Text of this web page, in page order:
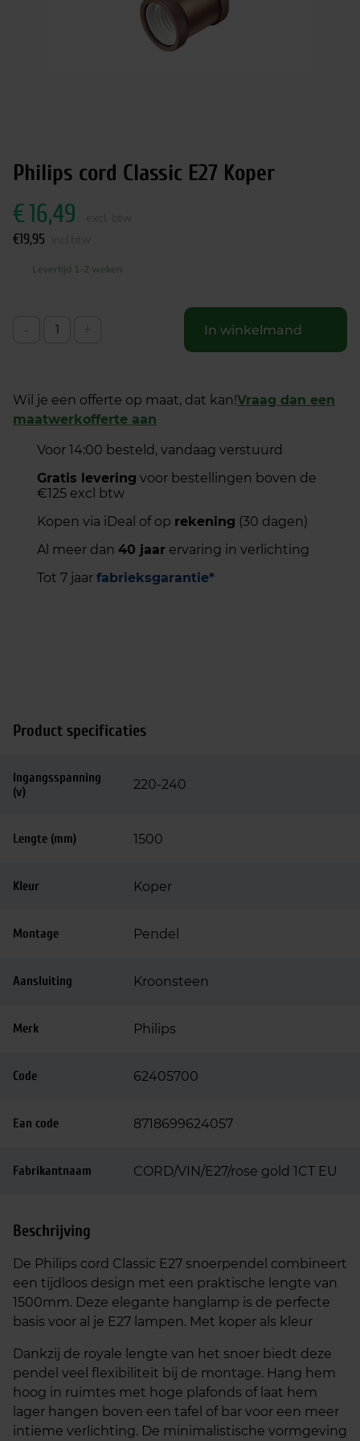
Philips cord Classic E27 Koper
€16,49
€19,95
Levertijd 1-2 weken
In winkelmand
Wil je een offerte op maat, dat kan!Vraag dan een
maatwerkofferte aan
Voor 14:00 besteld, vandaag verstuurd
Gratis levering voor bestellingen boven de
€125 excl btw
Kopen via iDeal of op rekening (30 dagen)
Al meer dan 40 jaar ervaring in verlichting
Tot 7 jaar fabrieksgarantie*
Product specificaties
Ingangsspanning
(v)
220-240
Lengte (mm) 1500
Kleur Koper
Montage Pendel
Aansluiting Kroonsteen
Merk Philips
Code 62405700
Ean code 8718699624057
Fabrikantnaam CORD/VIN/E27/rose gold 1CT EU
Beschrijving
De Philips cord Classic E27 snoerpendel combineert
een tijdloos design met een praktische lengte van
1500mm. Deze elegante hanglamp is de perfecte
basis voor al je E27 lampen. Met koper als kleur
Dankzij de royale lengte van het snoer biedt deze
pendel veel flexibiliteit bij de montage. Hang hem
hoog in ruimtes met hoge plafonds of laat hem
lager hangen boven een tafel of bar voor een meer
intieme verlichting. De minimalistische vormgeving